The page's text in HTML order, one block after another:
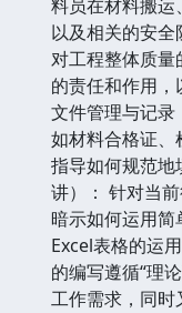
料员在材料搬运
以及相关的安
对工程整体质量
的责任和作用，
文件管理与记录
如材料合格证
指导如何规范
讲）： 针对当
暗示如何运用简
Excel表格的运
的编写遵循“理
工作需求，同